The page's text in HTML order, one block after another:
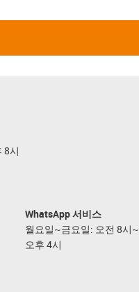
8시
WhatsApp 서비스
월요일~금요일: 오전 8시~
오후 4시